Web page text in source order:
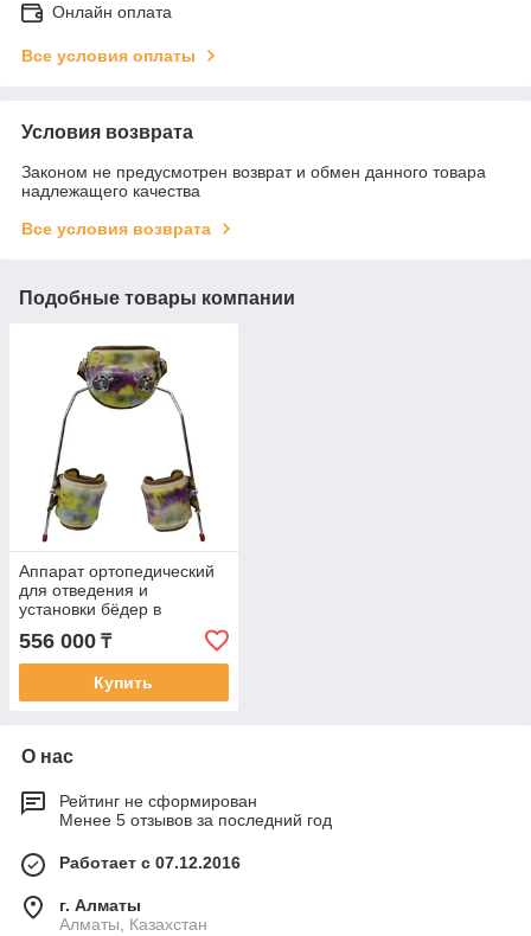
Онлайн оплата
Все условия оплаты
Условия возврата
Законом не предусмотрен возврат и обмен данного товара
надлежащего качества
Все условия возврата
Подобные товары компании
Аппарат ортопедический
для отведения и
установки бёдер в
заданном положении
(S.W.A.S.H)
556 000 ₸
Купить
О нас
Рейтинг не сформирован
Менее 5 отзывов за последний год
Работает с 07.12.2016
г. Алматы
Алматы, Казахстан